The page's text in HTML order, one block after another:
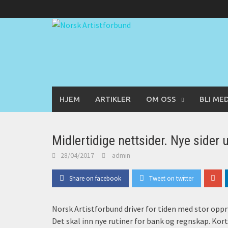
to
HJEM ARTIKLER OM OSS BLI
Midlertidige nettsider. Nye sider
28/04/2017 admin
Share on facebook Tweet on twitter
Norsk Artistforbund driver for tiden med stor
Det skal inn nye rutiner for bank og regnskap.